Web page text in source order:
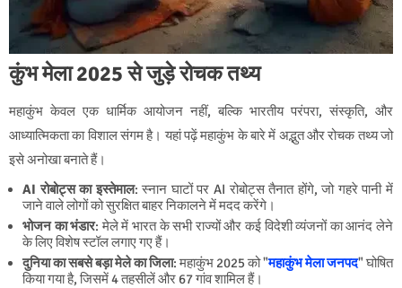
कुंभ मेला 2025 से जुड़े रोचक तथ्य
महाकुंभ केवल एक धार्मिक आयोजन नहीं, बल्कि भारतीय परंपरा, संस्कृति, और
आध्यात्मिकता का विशाल संगम है। यहां पढ़ें महाकुंभ के बारे में अद्भुत और रोचक तथ्य जो
इसे अनोखा बनाते हैं।
AI रोबोट्स का इस्तेमाल: स्नान घाटों पर AI रोबोट्स तैनात होंगे, जो गहरे पानी में
जाने वाले लोगों को सुरक्षित बाहर निकालने में मदद करेंगे।
भोजन का भंडार: मेले में भारत के सभी राज्यों और कई विदेशी व्यंजनों का आनंद लेने
के लिए विशेष स्टॉल लगाए गए हैं।
दुनिया का सबसे बड़ा मेले का जिला: महाकुंभ 2025 को "महाकुंभ मेला जनपद" घोषित
किया गया है, जिसमें 4 तहसीलें और 67 गांव शामिल हैं।